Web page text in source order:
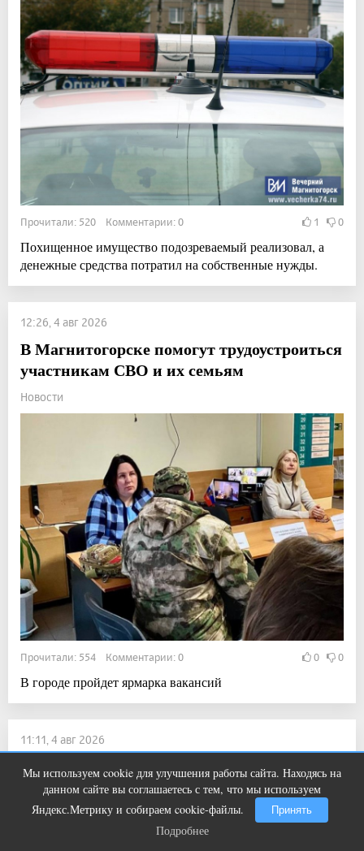
Прочитали: 520 Комментарии: 0 1 0
Похищенное имущество подозреваемый реализовал, а
денежные средства потратил на собственные нужды.
12:26, 4 авг 2026
В Магнитогорске помогут трудоустроиться
участникам СВО и их семьям
Новости
Прочитали: 554 Комментарии: 0 0 0
В городе пройдет ярмарка вакансий
11:11, 4 авг 2026
В России умер молодой хоккеист
Новости
Мы используем cookie для улучшения работы сайта. Находясь на
данном сайте вы соглашаетесь с тем, что мы используем
Яндекс.Метрику и собираем cookie-файлы.
Принять
Подробнее
Что стало причиной громкого
взрыва в Москве 7 августа
Подробнее